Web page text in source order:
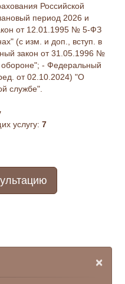
Российской
период 2026 и
от 12.01.1995 № 5-ФЗ
(с изм. и доп., вступ. в
закон от 31.05.1996 №
- Федеральный
от 02.10.2024) "О
службе".
услугу: 7
×